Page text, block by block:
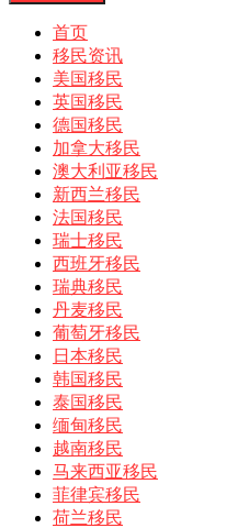
首页
移民资讯
美国移民
英国移民
德国移民
加拿大移民
澳大利亚移民
新西兰移民
法国移民
瑞士移民
西班牙移民
瑞典移民
丹麦移民
葡萄牙移民
日本移民
韩国移民
泰国移民
缅甸移民
越南移民
马来西亚移民
菲律宾移民
荷兰移民